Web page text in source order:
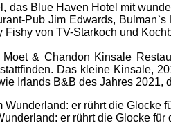
Blue Haven Hotel mit
Pub Jim Edwards,
von TV-Starkoch und
& Chandon Kinsale
Das kleine Kinsale,
Irlands B&B des Jahres
er rührt die Glocke